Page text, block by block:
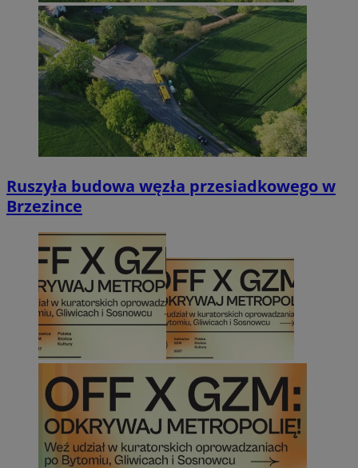
Ruszyła budowa węzła przesiadkowego w
Brzezince